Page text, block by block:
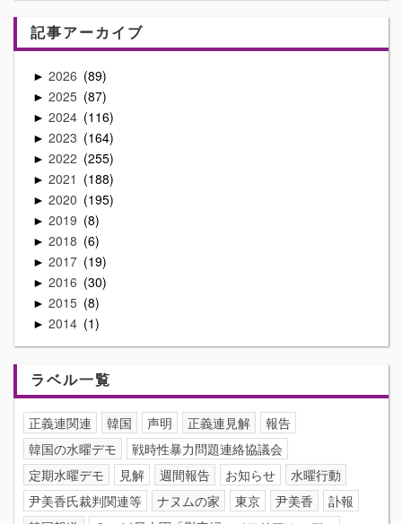
記事アーカイブ
► 2026 89
► 2025 87
► 2024 116
► 2023 164
► 2022 255
► 2021 188
► 2020 195
► 2019 8
► 2018 6
► 2017 19
► 2016 30
► 2015 8
► 2014 1
ラベル一覧
正義連関連 韓国 声明 正義連見解
報告
韓国の水曜デモ
戦時性暴力問題連絡協議会
定期水曜デモ
見解 週間報告 お知らせ
水曜行動
尹美香氏裁判関連等
ナヌムの家 東京 尹美香
訃報